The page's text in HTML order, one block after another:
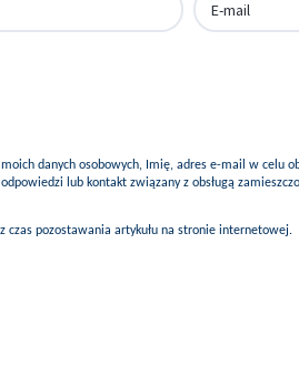
danych osobowych, Imię, adres e-mail w celu
lub kontakt związany z obsługą
czas pozostawania artykułu na stronie internetowej.